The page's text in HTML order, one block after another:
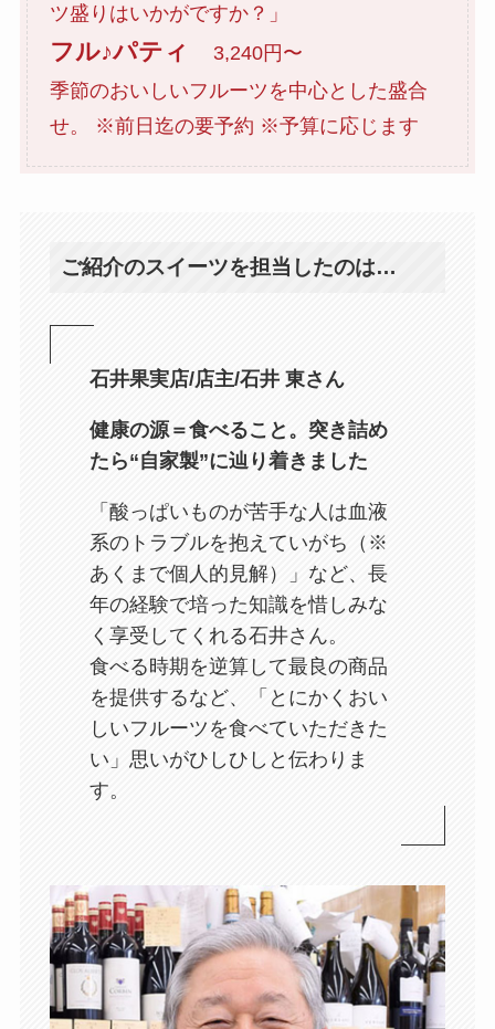
ツ盛りはいかがですか？」
フル♪パティ
3,240円〜
季節のおいしいフルーツを中心とした盛合
せ。 ※前日迄の要予約 ※予算に応じます
ご紹介のスイーツを担当したのは…
石井果実店/店主/石井 東さん
健康の源＝食べること。突き詰め
たら“自家製”に辿り着きました
「酸っぱいものが苦手な人は血液
系のトラブルを抱えていがち（※
あくまで個人的見解）」など、長
年の経験で培った知識を惜しみな
く享受してくれる石井さん。
食べる時期を逆算して最良の商品
を提供するなど、「とにかくおい
しいフルーツを食べていただきた
い」思いがひしひしと伝わりま
す。